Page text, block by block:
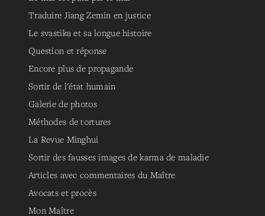
Traduire Jiang Zemin en justice
Le svastika et sa longue histoire
Question et réponse
Encore plus de propagande
Sortir de l'état humain
Galerie de photos
Méthodes de tortures
La Revue Minghui
Sortir des fausses images de karma de maladie
Articles avec commentaires du Maître
Avocats et procès
Mon Maître